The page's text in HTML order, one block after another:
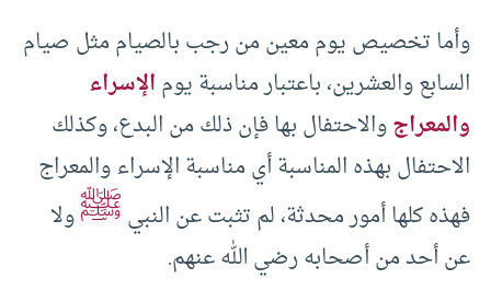
وأما تخصيص يوم معين من رجب بالصيام مثل صيام
السابع والعشرين، باعتبار مناسبة يومالإسراء
والمعراجوالاحتفال بها فإن ذلك من البدع، وكذلك
الاحتفال بهذه المناسبة أي مناسبة الإسراء والمعراج
فهذه كلها أمور محدثة، لم تثبت عن النبيﷺولا
عن أحد من أصحابه رضي الله عنهم.